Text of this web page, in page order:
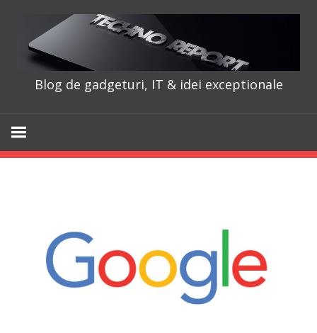
content
Blog de gadgeturi, IT & idei exceptionale